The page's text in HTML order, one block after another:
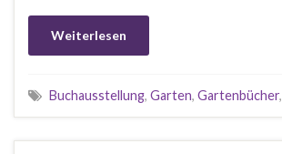
Weiterlesen
Buchausstellung, Garten, Gartenbücher,